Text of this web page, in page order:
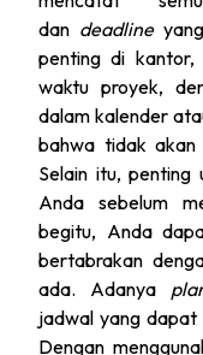
dan deadline
penting di
waktu proyek,
dalam kalender
bahwa tidak akan
Selain itu, penting
Anda sebelum
begitu, Anda
bertabrakan
ada. Adanya
jadwal yang dapat
Dengan